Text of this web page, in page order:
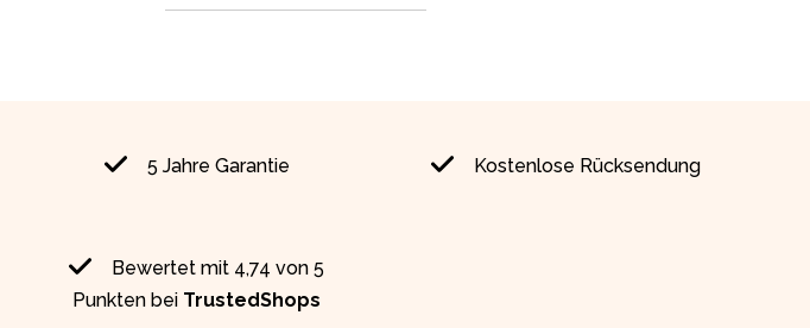
5 Jahre Garantie Kostenlose Rücksendung
Bewertet mit 4,74 von 5
Punkten bei TrustedShops